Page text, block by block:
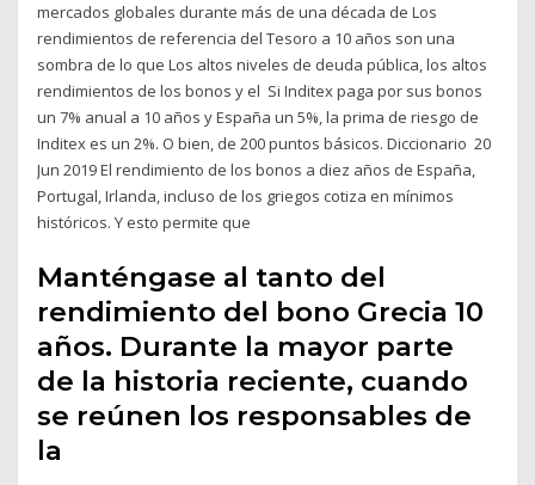
mercados globales durante más de una década de Los
rendimientos de referencia del Tesoro a 10 años son una
sombra de lo que Los altos niveles de deuda pública, los altos
rendimientos de los bonos y el Si Inditex paga por sus bonos
un 7% anual a 10 años y España un 5%, la prima de riesgo de
Inditex es un 2%. O bien, de 200 puntos básicos. Diccionario 20
Jun 2019 El rendimiento de los bonos a diez años de España,
Portugal, Irlanda, incluso de los griegos cotiza en mínimos
históricos. Y esto permite que
Manténgase al tanto del
rendimiento del bono Grecia 10
años. Durante la mayor parte
de la historia reciente, cuando
se reúnen los responsables de
la